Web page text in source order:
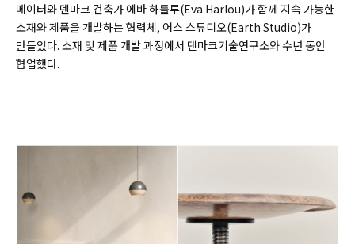
메이터와 덴마크 건축가 에바 하를루(Eva Harlou)가 함께 지속 가능한
소재와 제품을 개발하는 협력체, 어스 스튜디오(Earth Studio)가
만들었다. 소재 및 제품 개발 과정에서 덴마크기술연구소와 수년 동안
협업했다.